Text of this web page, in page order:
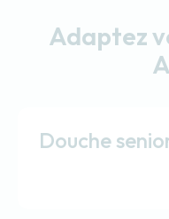
Adaptez
Douche